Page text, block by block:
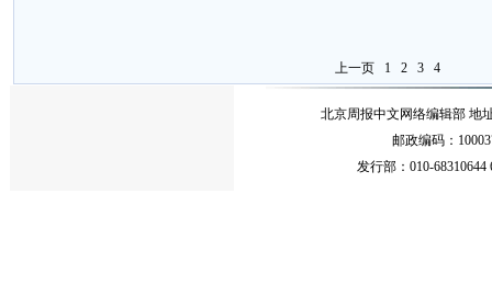
上一页 1 2 3 4
北京周报中文网络编辑部 地
邮政编码：
发行部：010-68310644